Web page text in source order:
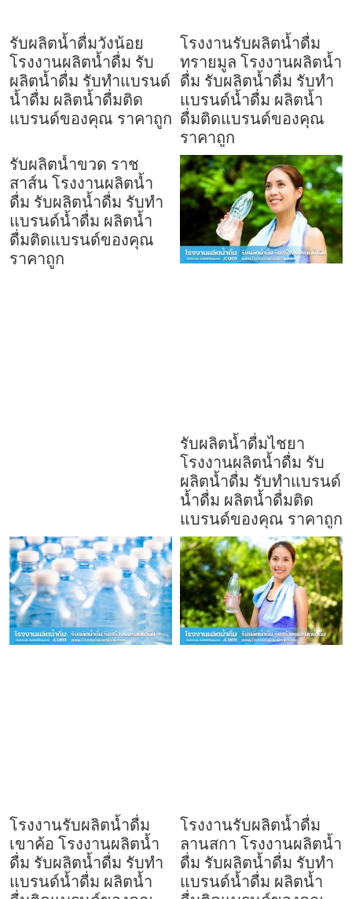
รับผลิตน้ำดื่มวังน้อย
โรงงานผลิตน้ำดื่ม รับ
ผลิตน้ำดื่ม รับทำแบรนด์
น้ำดื่ม ผลิตน้ำดื่มติด
แบรนด์ของคุณ ราคาถูก
โรงงานรับผลิตน้ำดื่ม
ทรายมูล โรงงานผลิตน้ำ
ดื่ม รับผลิตน้ำดื่ม รับทำ
แบรนด์น้ำดื่ม ผลิตน้ำ
ดื่มติดแบรนด์ของคุณ
ราคาถูก
รับผลิตน้ำขวด ราช
สาส์น โรงงานผลิตน้ำ
ดื่ม รับผลิตน้ำดื่ม รับทำ
แบรนด์น้ำดื่ม ผลิตน้ำ
ดื่มติดแบรนด์ของคุณ
ราคาถูก
รับผลิตน้ำดื่มไชยา
โรงงานผลิตน้ำดื่ม รับ
ผลิตน้ำดื่ม รับทำแบรนด์
น้ำดื่ม ผลิตน้ำดื่มติด
แบรนด์ของคุณ ราคาถูก
โรงงานรับผลิตน้ำดื่ม
เขาค้อ โรงงานผลิตน้ำ
ดื่ม รับผลิตน้ำดื่ม รับทำ
แบรนด์น้ำดื่ม ผลิตน้ำ
โรงงานรับผลิตน้ำดื่ม
ลานสกา โรงงานผลิตน้ำ
ดื่ม รับผลิตน้ำดื่ม รับทำ
แบรนด์น้ำดื่ม ผลิตน้ำ